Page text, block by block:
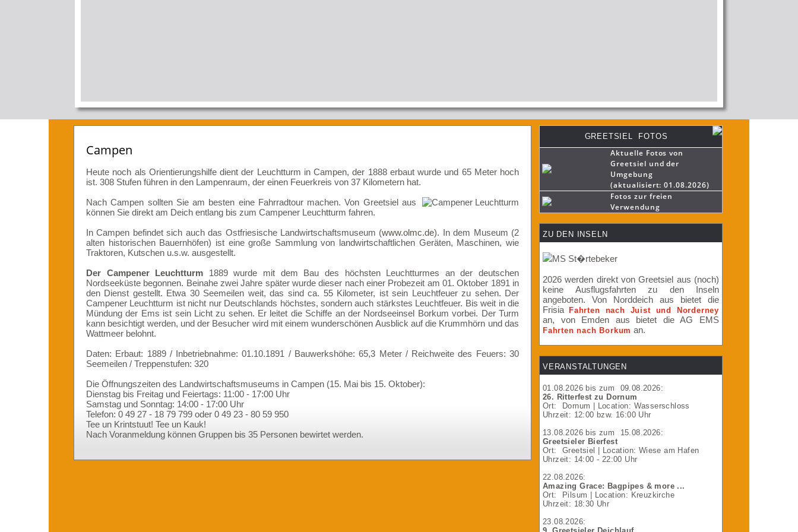
Campen
Heute noch als Orientierungshilfe dient der Leuchtturm in Campen, der 1888 erbaut wurde und 65 Meter hoch
ist. 308 Stufen führen in den Lampenraum, der einen Feuerkreis von 37 Kilometern hat.
Nach Campen sollten Sie am besten eine Fahrradtour machen. Von Greetsiel aus
können Sie direkt am Deich entlang bis zum Campener Leuchtturm fahren.
In Campen befindet sich auch das Ostfriesische Landwirtschaftsmuseum (www.olmc.de). In dem Museum (2
alten historischen Bauernhöfen) ist eine große Sammlung von landwirtschaftlichen Geräten, Maschinen, wie
Traktoren, Kutschen u.s.w. ausgestellt.
Der Campener Leuchtturm 1889 wurde mit dem Bau des höchsten Leuchtturmes an der deutschen
Nordseeküste begonnen. Beinahe zwei Jahre später wurde dieser nach einer Probezeit am 01. Oktober 1891 in
den Dienst gestellt. Etwa 30 Seemeilen weit, das sind ca. 55 Kilometer, ist sein Leuchtfeuer zu sehen. Der
Campener Leuchtturm ist nicht nur Deutschlands höchstes, sondern auch stärkstes Leuchtfeuer. Bis weit in die
Mündung der Ems ist sein Licht zu sehen. Er leitet die Schiffe an der Nordseeinsel Borkum vorbei. Der Turm
kann besichtigt werden, und der Besucher wird mit einem wunderschönen Ausblick auf die Krummhörn und das
Wattmeer belohnt.
Daten: Erbaut: 1889 / Inbetriebnahme: 01.10.1891 / Bauwerkshöhe: 65,3 Meter / Reichweite des Feuers: 30
Seemeilen / Treppenstufen: 320
Die Öffnungszeiten des Landwirtschaftsmuseums in Campen (15. Mai bis 15. Oktober):
Dienstag bis Freitag und Feiertags: 11:00 - 17:00 Uhr
Samstag und Sonntag: 14:00 - 17:00 Uhr
Telefon: 0 49 27 - 18 79 799 oder 0 49 23 - 80 59 950
Tee un Krintstuut! Tee un Kauk!
Nach Voranmeldung können Gruppen bis 35 Personen bewirtet werden.
GREETSIEL FOTOS
Aktuelle Fotos von
Greetsiel und der
Umgebung
(aktualisiert: 01.08.2026)
Fotos zur freien
Verwendung
ZU DEN INSELN
2026 werden direkt von Greetsiel aus (noch)
keine Ausflugsfahrten zu den Inseln
angeboten. Von Norddeich aus bietet die
FrisiaFahrten nach Juist und Norderney
an, von Emden aus bietet die AG EMS
Fahrten nach Borkum an.
VERANSTALTUNGEN
01.08.2026 bis zum 09.08.2026:
26. Ritterfest zu Dornum
Ort:
Dornum | Location: Wasserschloss
Uhrzeit: 12:00 bzw. 16:00 Uhr
13.08.2026 bis zum 15.08.2026:
Greetsieler Bierfest
Ort:
Greetsiel
| Location: Wiese am Hafen
Uhrzeit: 14:00 - 22:00 Uhr
22.08.2026:
Amazing Grace: Bagpipes & more ...
Ort:
Pilsum | Location: Kreuzkirche
Uhrzeit: 18:30 Uhr
23.08.2026: